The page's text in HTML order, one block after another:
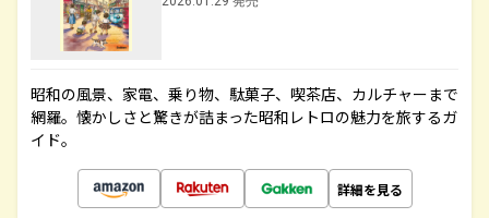
昭和の風景、家電、乗り物、駄菓子、喫茶店、カルチャーまで
網羅。懐かしさと驚きが詰まった昭和レトロの魅力を旅するガ
イド。
詳細を見る